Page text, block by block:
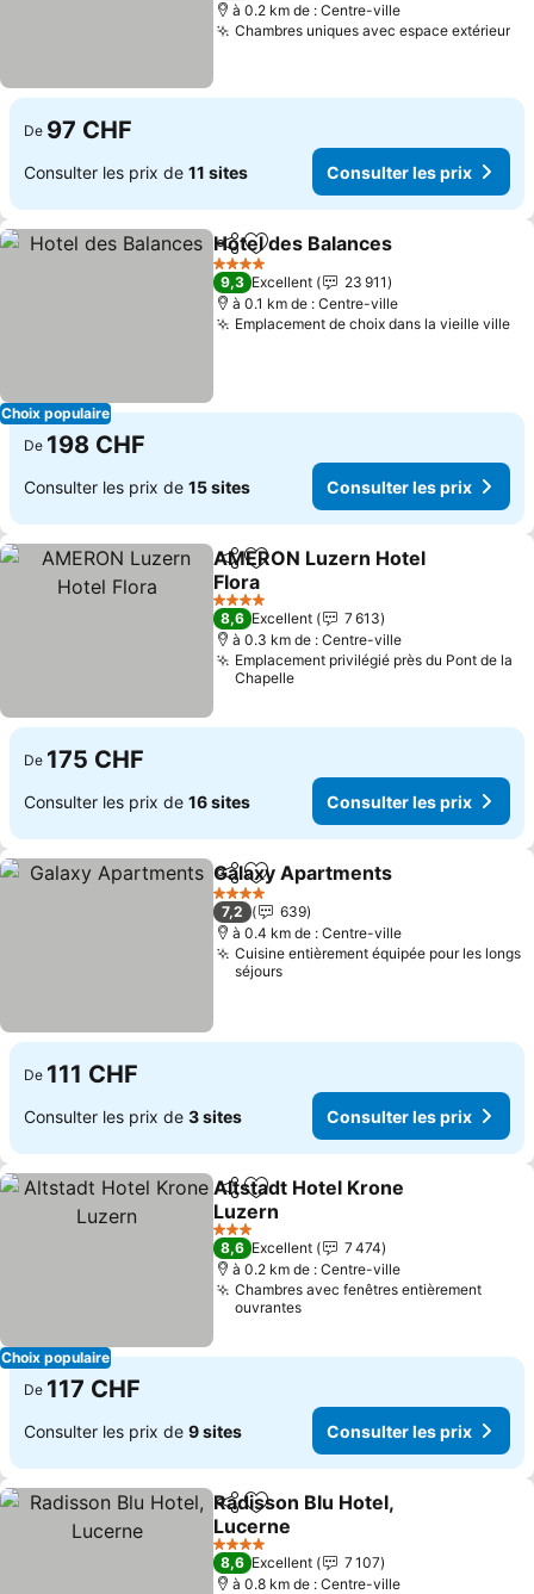
à 0.2 km de : Centre-ville
Chambres uniques avec espace extérieur
De 97 CHF
Consulter les prix de 11 sites Consulter les prix
Choix populaire
PartagerAjouter à mes favoris
Hotel des Balances
4 Étoiles
9,3 Excellent
23 911
à 0.1 km de : Centre-ville
Emplacement de choix dans la vieille ville
De 198 CHF
Consulter les prix de 15 sites Consulter les prix
PartagerAjouter à mes favoris
AMERON Luzern Hotel
Flora
Consulter les prix
4 Étoiles
8,6 Excellent
7 613
à 0.3 km de : Centre-ville
Emplacement privilégié près du Pont de la
Chapelle
De 175 CHF
Consulter les prix de 16 sites Consulter les prix
PartagerAjouter à mes favoris
Galaxy Apartments
4 Étoiles
7,2
639
à 0.4 km de : Centre-ville
Cuisine entièrement équipée pour les longs
séjours
De 111 CHF
Consulter les prix de 3 sites Consulter les prix
Choix populaire
PartagerAjouter à mes favoris
Altstadt Hotel Krone
Luzern
Consulter les prix
3 Étoiles
8,6 Excellent
7 474
à 0.2 km de : Centre-ville
Chambres avec fenêtres entièrement
ouvrantes
De 117 CHF
Consulter les prix de 9 sites Consulter les prix
PartagerAjouter à mes favoris
Radisson Blu Hotel,
Lucerne
Consulter les prix
4 Étoiles
8,6 Excellent
7 107
à 0.8 km de : Centre-ville